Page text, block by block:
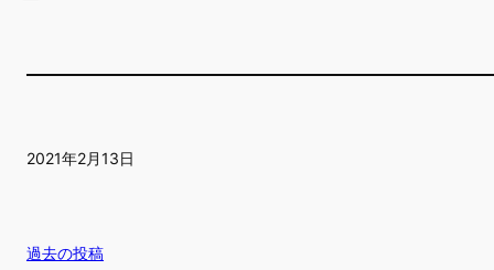
2021年2月13日
過去の投稿